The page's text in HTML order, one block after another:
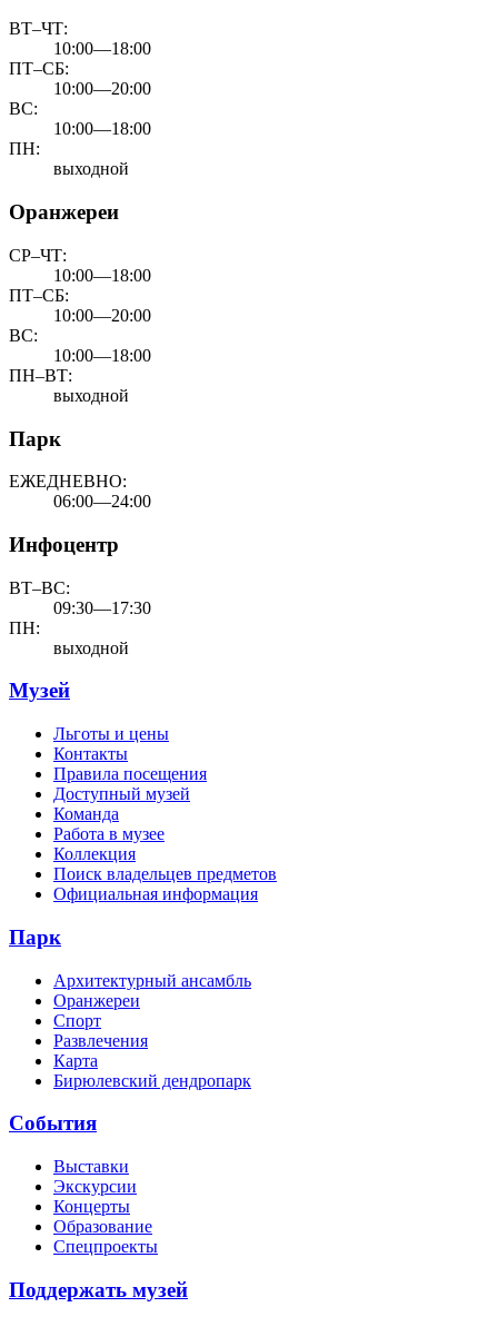
ВТ–ЧТ:
10:00—18:00
ПТ–СБ:
10:00—20:00
ВС:
10:00—18:00
ПН:
выходной
Оранжереи
СР–ЧТ:
10:00—18:00
ПТ–СБ:
10:00—20:00
ВС:
10:00—18:00
ПН–ВТ:
выходной
Парк
ЕЖЕДНЕВНО:
06:00—24:00
Инфоцентр
ВТ–ВС:
09:30—17:30
ПН:
выходной
Музей
Льготы и цены
Контакты
Правила посещения
Доступный музей
Команда
Работа в музее
Коллекция
Поиск владельцев предметов
Официальная информация
Парк
Архитектурный ансамбль
Оранжереи
Спорт
Развлечения
Карта
Бирюлевский дендропарк
События
Выставки
Экскурсии
Концерты
Образование
Спецпроекты
Поддержать музей